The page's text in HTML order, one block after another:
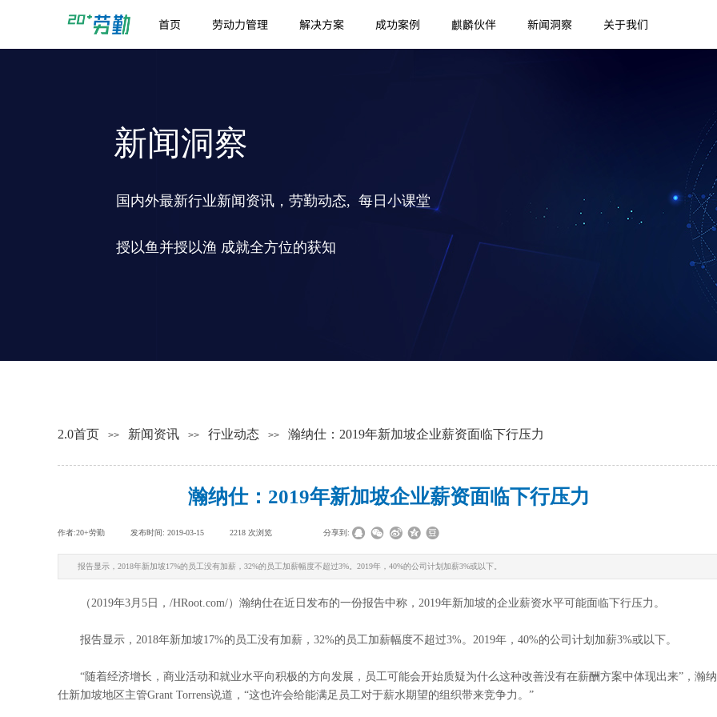
首页 劳动力管理 解决方案 成功案例 麒麟伙伴 新闻洞察 关于我们
国内外最新行业新闻资讯，劳勤动态, 每日小课堂
授以鱼并授以渔 成就全方位的获知
新闻洞察
2.0首页 >> 新闻资讯 >> 行业动态 >> 瀚纳仕：2019年新加坡企业薪资面临下行压力
瀚纳仕：2019年新加坡企业薪资面临下行压力
作者:20+劳勤 发布时间: 2019-03-15 2218 次浏览 分享到:
报告显示，2018年新加坡17%的员工没有加薪，32%的员工加薪幅度不超过3%。2019年，40%的公司计划加薪3%或以下。
（2019年3月5日，/HRoot.com/）瀚纳仕在近日发布的一份报告中称，2019年新加坡的企业薪资水平可能面临下行压力。
报告显示，2018年新加坡17%的员工没有加薪，32%的员工加薪幅度不超过3%。2019年，40%的公司计划加薪3%或以下。
“随着经济增长，商业活动和就业水平向积极的方向发展，员工可能会开始质疑为什么这种改善没有在薪酬方案中体现出来”，瀚纳
仕新加坡地区主管Grant Torrens说道，“这也许会给能满足员工对于薪水期望的组织带来竞争力。”